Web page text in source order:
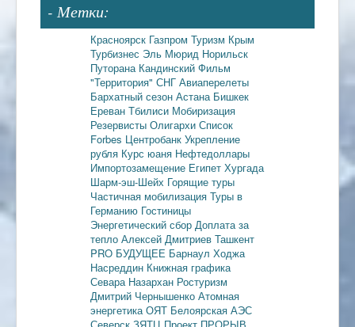
- Метки:
Красноярск Газпром Туризм Крым
Турбизнес Эль Мюрид Норильск
Путорана Кандинский Фильм
"Территория" СНГ Авиаперелеты
Бархатный сезон Астана Бишкек
Ереван Тбилиси Мобиризация
Резервисты Олигархи Список
Forbes Центробанк Укрепление
рубля Курс юаня Нефтедоллары
Импортозамещение Египет Хургада
Шарм-эш-Шейх Горящие туры
Частичная мобилизация Туры в
Германию Гостиницы
Энергетический сбор Доплата за
тепло Алексей Дмитриев Ташкент
PRO БУДУЩЕЕ Барнаул Ходжа
Насреддин Книжная графика
Севара Назархан Ростуризм
Дмитрий Чернышенко Атомная
энергетикаОЯТ Белоярская АЭС